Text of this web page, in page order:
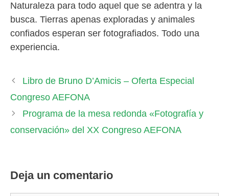
Naturaleza para todo aquel que se adentra y la
busca. Tierras apenas exploradas y animales
confiados esperan ser fotografiados. Todo una
experiencia.
Libro de Bruno D’Amicis – Oferta Especial
Congreso AEFONA
Programa de la mesa redonda «Fotografía y
conservación» del XX Congreso AEFONA
Deja un comentario